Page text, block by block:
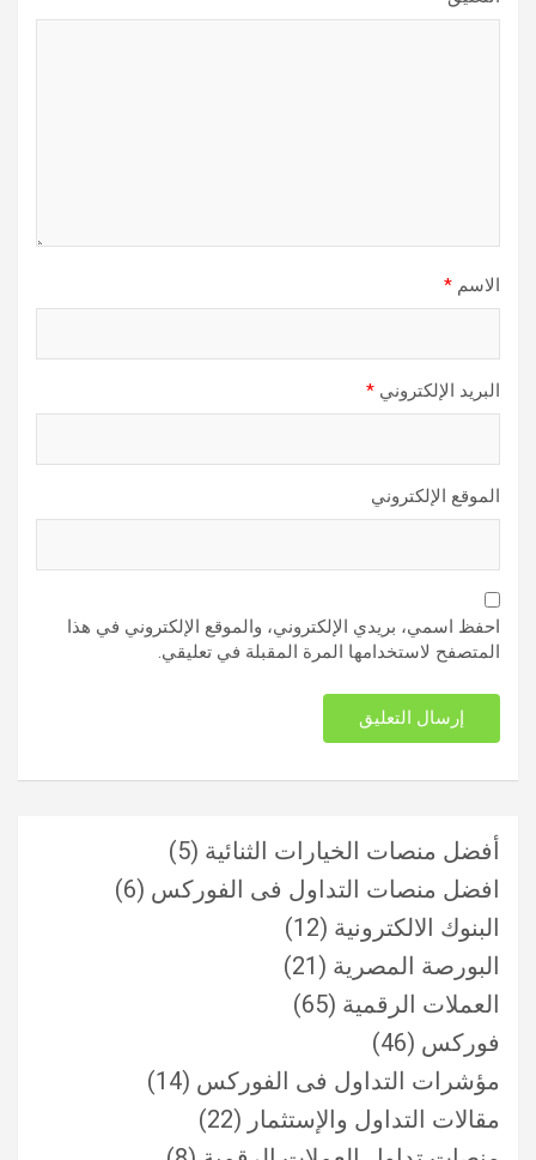
الاسم *
البريد الإلكتروني *
الموقع الإلكتروني
احفظ اسمي، بريدي الإلكتروني، والموقع الإلكتروني في هذا
المتصفح لاستخدامها المرة المقبلة في تعليقي.
أفضل منصات الخيارات الثنائية (5)
افضل منصات التداول فى الفوركس (6)
البنوك الالكترونية (12)
البورصة المصرية (21)
العملات الرقمية (65)
فوركس (46)
مؤشرات التداول فى الفوركس (14)
مقالات التداول والإستثمار (22)